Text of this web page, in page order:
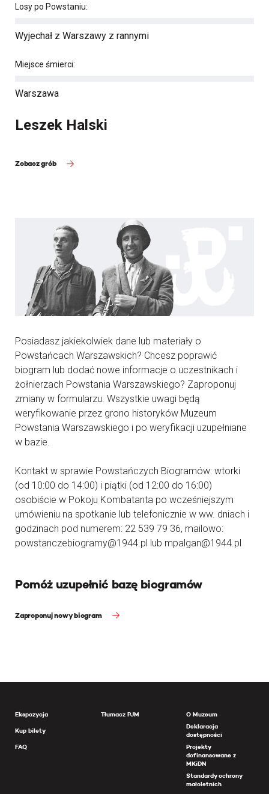
Losy po Powstaniu:
Wyjechał z Warszawy z rannymi
Miejsce śmierci:
Warszawa
Leszek Halski
Zobacz grób
Posiadasz jakiekolwiek dane lub materiały o
Powstańcach Warszawskich? Chcesz poprawić
biogram lub dodać nowe informacje o uczestnikach i
żołnierzach Powstania Warszawskiego? Zaproponuj
zmiany w formularzu. Wszystkie uwagi będą
weryfikowanie przez grono historyków Muzeum
Powstania Warszawskiego i po weryfikacji uzupełniane
w bazie.
Kontakt w sprawie Powstańczych Biogramów: wtorki
(od 10:00 do 14:00) i piątki (od 12:00 do 16:00)
osobiście w Pokoju Kombatanta po wcześniejszym
umówieniu na spotkanie lub telefonicznie w ww. dniach i
godzinach pod numerem: 22 539 79 36, mailowo:
powstanczebiogramy@1944.pl lub mpalgan@1944.pl
Pomóż uzupełnić bazę biogramów
Zaproponuj nowy biogram
Ekspozycja
Kup bilety
FAQ
Tłumacz PJM
O Muzeum
Deklaracja
dostępności
Projekty
dofinansowane z
MKiDN
Standardy ochrony
małoletnich